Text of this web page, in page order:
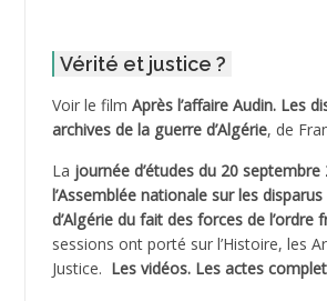
ADELIOUAT Vve AIT SAADA
ADJANI Khaled
ADJAOUT
ADNI Mohamed Akli
ADOUL Arab *
Vérité et justice ?
Voir le film Après l’affaire Audin. Les
archives de la guerre d’Algérie, de
La journée d’études du 20 septembre
l’Assemblée nationale sur les
d’Algérie du fait des forces de l’ordre
sessions ont porté sur l’Histoire, les
Justice. Les vidéos. Les actes